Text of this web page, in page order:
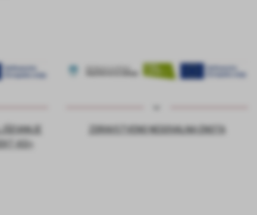
ASI+
ZDRAVSTVENO NEGOVALNA ENOTA